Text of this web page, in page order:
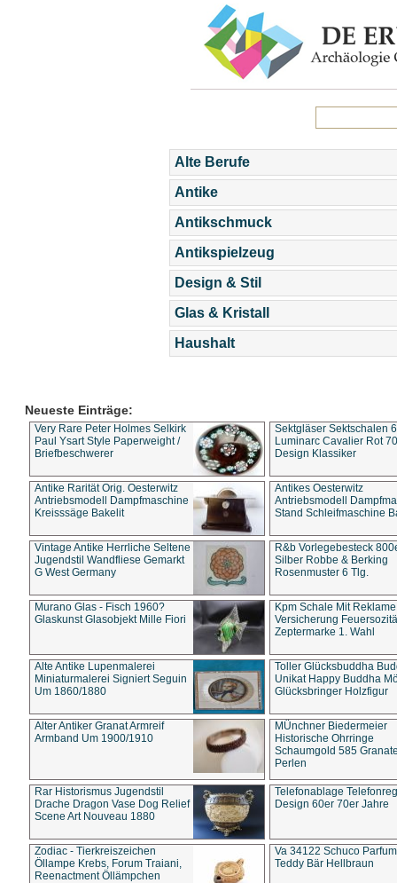
Alte Berufe
Antike
Antikschmuck
Antikspielzeug
Design & Stil
Glas & Kristall
Haushalt
Neueste Einträge:
Very Rare Peter Holmes Selkirk
Paul Ysart Style Paperweight /
Briefbeschwerer
Sektgläser Sektschalen
Luminarc Cavalier Rot
Design Klassiker
Antike Rarität Orig. Oesterwitz
Antriebsmodell Dampfmaschine
Kreisssäge Bakelit
Antikes Oesterwitz
Antriebsmodell
Stand Schleifmaschine
Vintage Antike Herrliche Seltene
Jugendstil Wandfliese Gemarkt
G West Germany
R&b Vorlegebesteck
Silber Robbe & Berking
Rosenmuster 6 Tlg.
Murano Glas - Fisch 1960?
Glaskunst Glasobjekt Mille Fiori
Kpm Schale Mit Reklame
Versicherung
Zeptermarke 1. Wahl
Alte Antike Lupenmalerei
Miniaturmalerei Signiert Seguin
Um 1860/1880
Toller Glücksbuddha
Unikat Happy Buddha
Glücksbringer Holzfigur
Alter Antiker Granat Armreif
Armband Um 1900/1910
MÜnchner Biedermeier
Historische Ohrringe
Schaumgold 585
Perlen
Rar Historismus Jugendstil
Drache Dragon Vase Dog Relief
Scene Art Nouveau 1880
Telefonablage
Design 60er 70er Jahre
Zodiac - Tierkreiszeichen
Öllampe Krebs, Forum Traiani,
Reenactment Öllämpchen
Va 34122 Schuco
Teddy Bär Hellbraun